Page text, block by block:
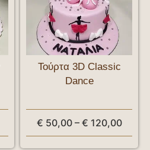
Τούρτα 3D Classic
Dance
€ 50,00 – € 120,00